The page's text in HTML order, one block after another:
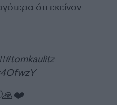
ότι εκείνον
#tomkaulitz